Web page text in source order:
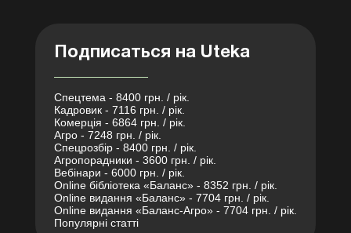
Подписаться на Uteka
Спецтема - 8400 грн. / рік.
Кадровик - 7116 грн. / рік.
Комерція - 6864 грн. / рік.
Агро - 7248 грн. / рік.
Спецрозбір - 8400 грн. / рік.
Агропорадники - 3600 грн. / рік.
Вебінари - 6000 грн. / рік.
Online бібліотека «Баланс» - 8352 грн. / рік.
Online видання «Баланс» - 7704 грн. / рік.
Online видання «Баланс-Агро» - 7704 грн. / рік.
Популярні статті